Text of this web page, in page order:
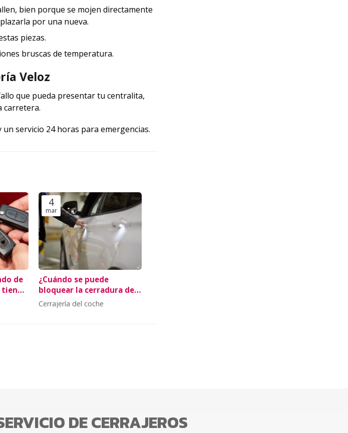
bien porque se mojen directamente
por una nueva.
piezas.
bruscas de temperatura.
Veloz
que pueda presentar tu centralita,
carretera.
servicio 24 horas para emergencias.
de
tiene
4
mar
¿Cuándo se puede
bloquear la cerradura de
mi coche?
Cerrajería del coche
DE CERRAJEROS